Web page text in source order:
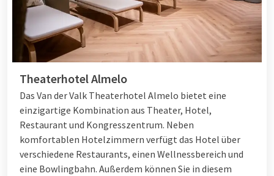
Theaterhotel Almelo
Das Van der Valk Theaterhotel Almelo bietet eine
einzigartige Kombination aus Theater, Hotel,
Restaurant und Kongresszentrum. Neben
komfortablen Hotelzimmern verfügt das Hotel über
verschiedene Restaurants, einen Wellnessbereich und
eine Bowlingbahn. Außerdem können Sie in diesem